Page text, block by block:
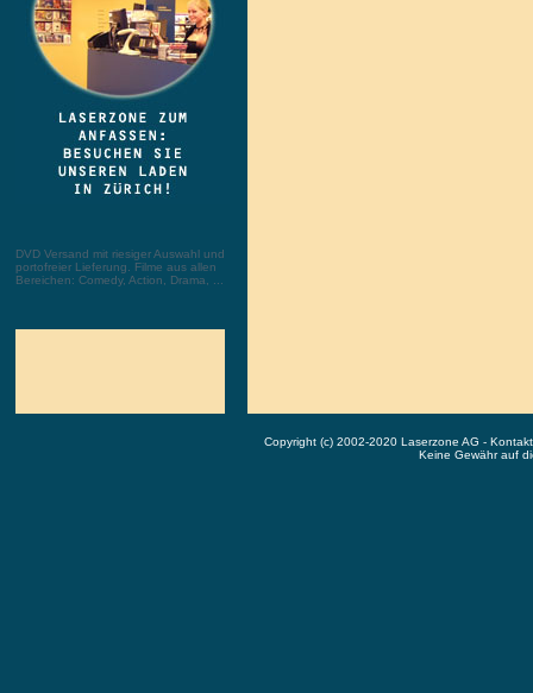
DVD Versand mit riesiger Auswahl und
portofreier Lieferung. Filme aus allen
Bereichen: Comedy, Action, Drama, ...
Copyright (c) 2002-2020 Laserzone AG -
Keine Gewähr auf